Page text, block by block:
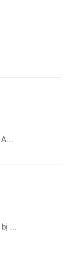
bị ...